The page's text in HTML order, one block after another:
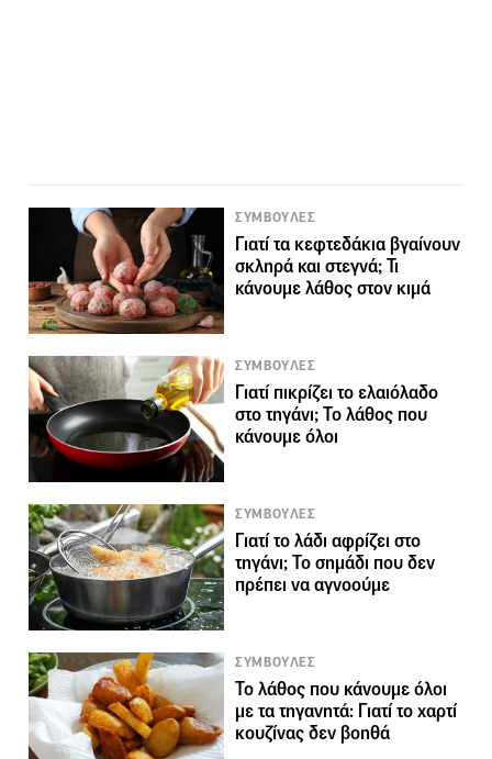
ΣΥΜΒΟΥΛΕΣ
Γιατί τα κεφτεδάκια βγαίνουν
σκληρά και στεγνά; Τι
κάνουμε λάθος στον κιμά
ΣΥΜΒΟΥΛΕΣ
Γιατί πικρίζει το ελαιόλαδο
στο τηγάνι; Το λάθος που
κάνουμε όλοι
ΣΥΜΒΟΥΛΕΣ
Γιατί το λάδι αφρίζει στο
τηγάνι; Το σημάδι που δεν
πρέπει να αγνοούμε
ΣΥΜΒΟΥΛΕΣ
Το λάθος που κάνουμε όλοι
με τα τηγανητά: Γιατί το χαρτί
κουζίνας δεν βοηθά